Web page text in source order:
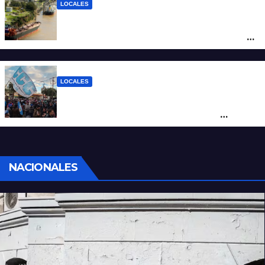
LOCALES
posicionar los puertos del sur de Santa Fe
como salida para las exportaciones
LOCALES
sociales y sindicales
NACIONALES